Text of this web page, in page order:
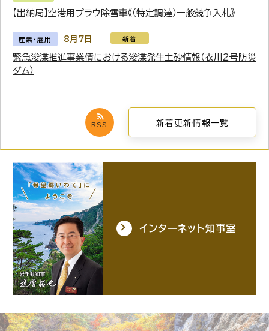
【出納局】空港用プラウ除雪車《（特定調達）一般競争入札》
産業・雇用 8月7日 新着
緊急浚渫推進事業債における浚渫発生土砂情報（衣川2号防災
ダム）
RSS 新着更新情報一覧
インターネット知事室